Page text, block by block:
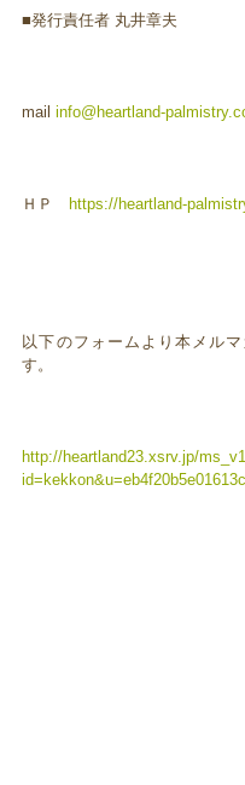
■発行責任者 丸井章夫
mailinfo@heartland-
ＨＰhttps://heartland-
以下のフォームより本メルマ
す。
http://heartland23.xsrv.jp/